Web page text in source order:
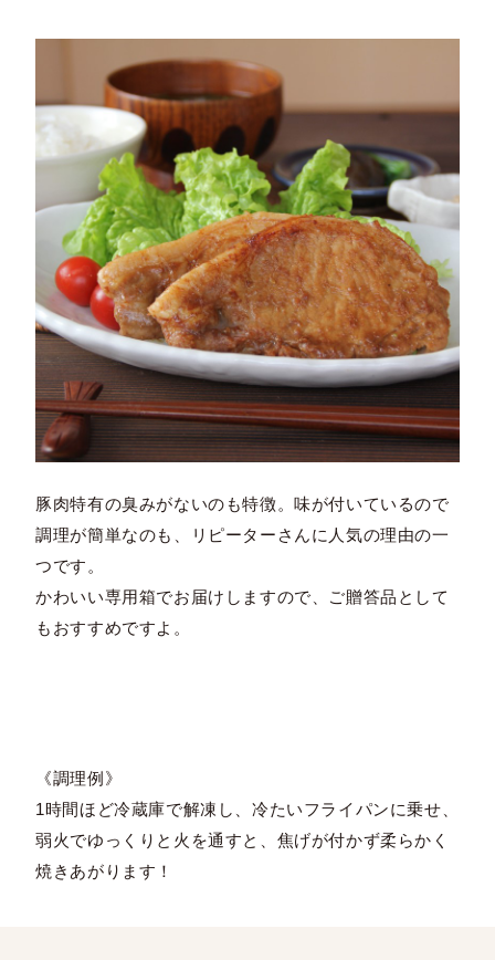
豚肉特有の臭みがないのも特徴。味が付いているので
調理が簡単なのも、リピーターさんに人気の理由の一
つです。
かわいい専用箱でお届けしますので、ご贈答品として
もおすすめですよ。
《調理例》
1時間ほど冷蔵庫で解凍し、冷たいフライパンに乗せ、
弱火でゆっくりと火を通すと、焦げが付かず柔らかく
焼きあがります！